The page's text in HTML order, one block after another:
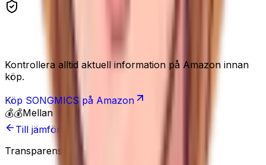
Se produkten
Kontrollera alltid aktuell information på Amazon innan
köp.
Köp SONGMICSpå Amazon
💰💰Mellan
Till jämförelsen
Transparens